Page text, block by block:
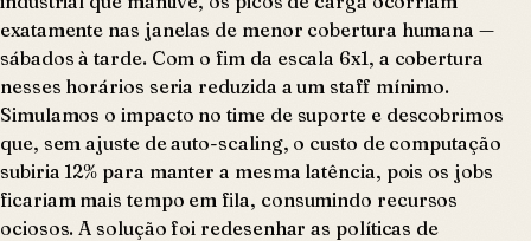
exatamente nas janelas de menor cobertura humana —
sábados à tarde. Com o fim da escala 6x1, a cobertura
nesses horários seria reduzida a um staff mínimo.
Simulamos o impacto no time de suporte e descobrimos
que, sem ajuste de auto-scaling, o custo de computação
subiria 12% para manter a mesma latência, pois os jobs
ficariam mais tempo em fila, consumindo recursos
ociosos. A solução foi redesenhar as políticas de